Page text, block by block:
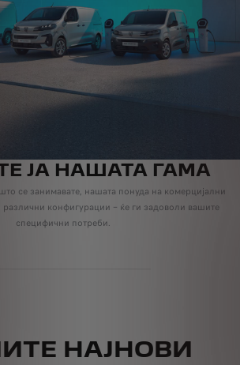
ЈА НАШАТА ГАМА
се занимавате, нашата понуда на комерцијални
различни конфигурации – ќе ги задоволи вашите
специфични потреби.
НАЈНОВИ